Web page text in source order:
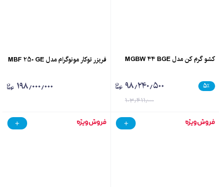
کشو گرم کن مدل MGBW 44 BGE
۵٪ ۹۸٫۲۴۰٫۵۰۰
۱۰۳٫۴۱۱٫۰۰۰
فریزر توکار مونوگرام مدل MBF 250 GE
۱۹۸٫۰۰۰٫۰۰۰